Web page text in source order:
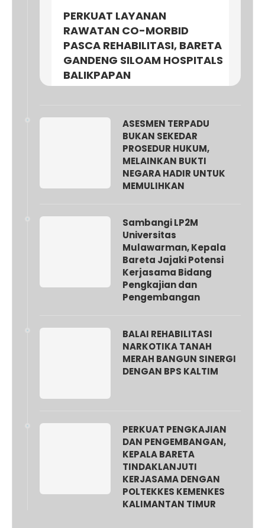
PERKUAT LAYANAN
RAWATAN CO-MORBID
PASCA REHABILITASI, BARETA
GANDENG SILOAM HOSPITALS
BALIKPAPAN
ASESMEN TERPADU
BUKAN SEKEDAR
PROSEDUR HUKUM,
MELAINKAN BUKTI
NEGARA HADIR UNTUK
MEMULIHKAN
Sambangi LP2M
Universitas
Mulawarman, Kepala
Bareta Jajaki Potensi
Kerjasama Bidang
Pengkajian dan
Pengembangan
BALAI REHABILITASI
NARKOTIKA TANAH
MERAH BANGUN SINERGI
DENGAN BPS KALTIM
PERKUAT PENGKAJIAN
DAN PENGEMBANGAN,
KEPALA BARETA
TINDAKLANJUTI
KERJASAMA DENGAN
POLTEKKES KEMENKES
KALIMANTAN TIMUR